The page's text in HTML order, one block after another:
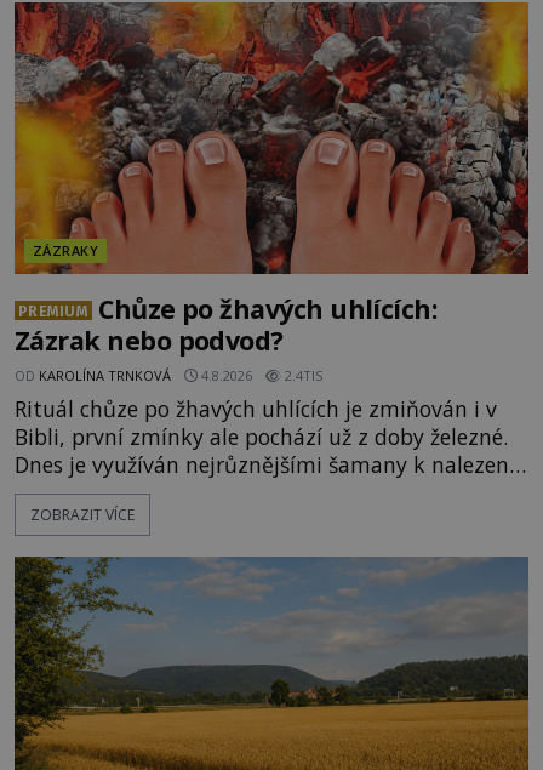
následně nalezne schovaný kokain. Tímto
momentem se slavnému
ZÁZRAKY
PREMIUM
Chůze po žhavých uhlících:
Zázrak nebo podvod?
OD KAROLÍNA TRNKOVÁ 4.8.2026 2.4TIS
Rituál chůze po žhavých uhlících je zmiňován i v
Bibli, první zmínky ale pochází už z doby železné.
Dnes je využíván nejrůznějšími šamany k nalezení
spirituální síly či vnitřního klidu. Jak funguje a proč
si při něm člověk nepopálí nohy, což bylo
nadpřirozeného? Histori
ZOBRAZIT VÍCE